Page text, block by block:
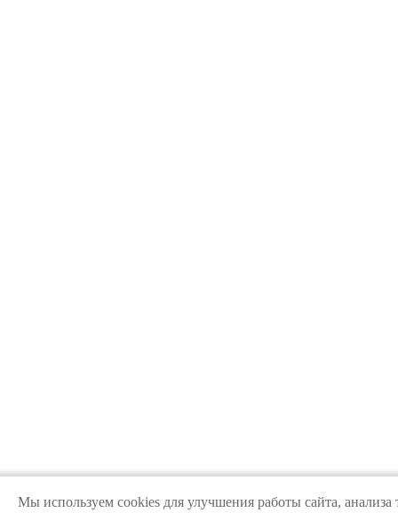
Мы используем cookies для улучшения работы сайта, анализа